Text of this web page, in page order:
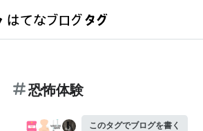
恐怖体験
このタグでブログを書く